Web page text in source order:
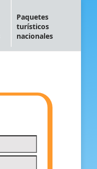
Paquetes
turísticos
nacionales